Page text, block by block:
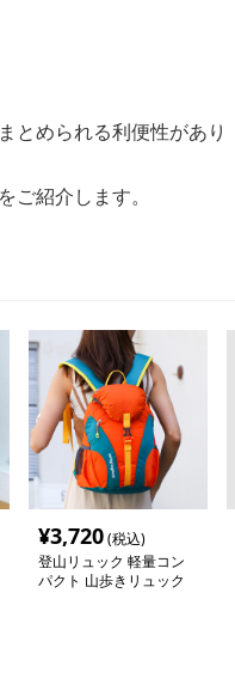
とめられる利便性があり
紹介します。
¥3,720(税込)
登山リュック 軽量コン
パクト 山歩きリュック